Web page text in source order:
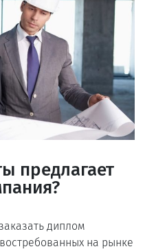
предлагает
диплом
на рынке